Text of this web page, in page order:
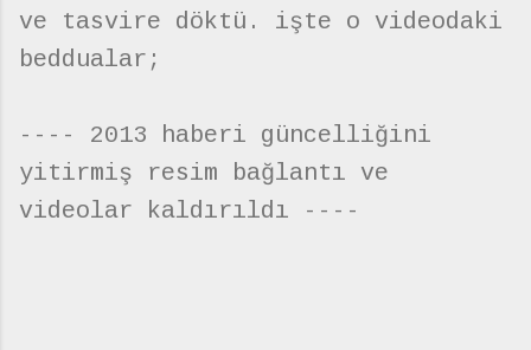
ve tasvire döktü. işte o videodaki
beddualar;
---- 2013 haberi güncelliğini
yitirmiş resim bağlantı ve
videolar kaldırıldı ----